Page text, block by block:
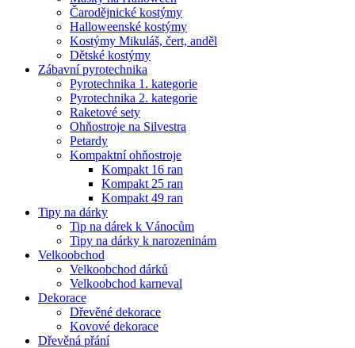
Čarodějnické kostýmy
Halloweenské kostýmy
Kostýmy Mikuláš, čert, anděl
Dětské kostýmy
Zábavní pyrotechnika
Pyrotechnika 1. kategorie
Pyrotechnika 2. kategorie
Raketové sety
Ohňostroje na Silvestra
Petardy
Kompaktní ohňostroje
Kompakt 16 ran
Kompakt 25 ran
Kompakt 49 ran
Tipy na dárky
Tip na dárek k Vánocům
Tipy na dárky k narozeninám
Velkoobchod
Velkoobchod dárků
Velkoobchod karneval
Dekorace
Dřevěné dekorace
Kovové dekorace
Dřevěná přání